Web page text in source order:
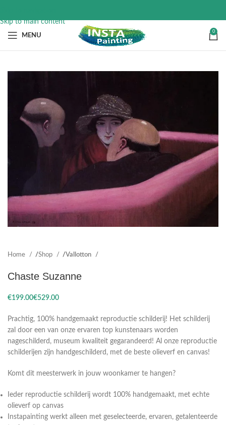
Skip to main content
MENU
0
Home Shop Vallotton
Chaste Suzanne
€ €
Prachtig, 100% handgemaakt reproductie schilderij! Het schilderij
zal door een van onze ervaren top kunstenaars worden
nageschilderd, museum kwaliteit gegarandeerd! Al onze reproductie
schilderijen zijn handgeschilderd, met de beste olieverf en canvas!
Komt dit meesterwerk in jouw woonkamer te hangen?
Ieder reproductie schilderij wordt 100% handgemaakt, met echte
olieverf op canvas
Instapainting werkt alleen met geselecteerde, ervaren, getalenteerde